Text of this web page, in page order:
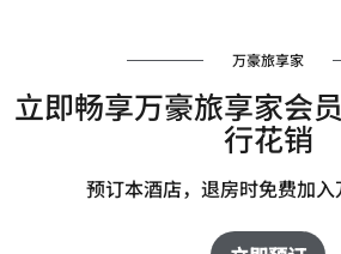
万豪旅享家
立即畅享万豪旅享家会
行花销
预订本酒店，退房时免费加入